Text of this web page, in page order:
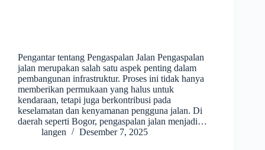
Pengantar tentang Pengaspalan Jalan Pengaspalan
jalan merupakan salah satu aspek penting dalam
pembangunan infrastruktur. Proses ini tidak hanya
memberikan permukaan yang halus untuk
kendaraan, tetapi juga berkontribusi pada
keselamatan dan kenyamanan pengguna jalan. Di
daerah seperti Bogor, pengaspalan jalan menjadi…
langen
Desember 7, 2025